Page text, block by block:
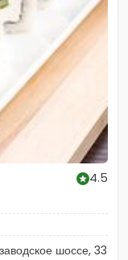
4.5
шоссе, 33